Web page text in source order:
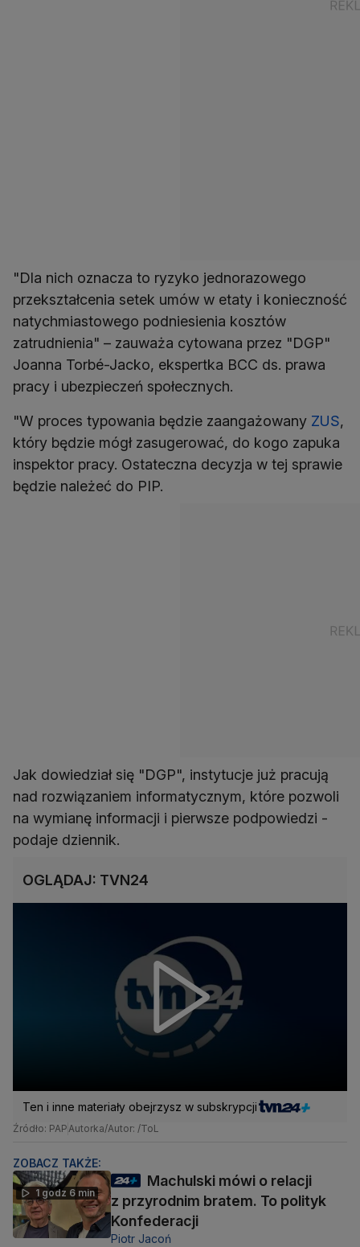
"Dla nich oznacza to ryzyko jednorazowego
przekształcenia setek umów w etaty i konieczność
natychmiastowego podniesienia kosztów
zatrudnienia" – zauważa cytowana przez "DGP"
Joanna Torbé-Jacko, ekspertka BCC ds. prawa
pracy i ubezpieczeń społecznych.
"W proces typowania będzie zaangażowany ZUS,
który będzie mógł zasugerować, do kogo zapuka
inspektor pracy. Ostateczna decyzja w tej sprawie
będzie należeć do PIP.
Jak dowiedział się "DGP", instytucje już pracują
nad rozwiązaniem informatycznym, które pozwoli
na wymianę informacji i pierwsze podpowiedzi -
podaje dziennik.
OGLĄDAJ: TVN24
Ten i inne materiały obejrzysz w subskrypcji
Źródło: PAP Autorka/Autor: /ToL
ZOBACZ TAKŻE:
1 godz 6 min
Machulski mówi o relacji
z przyrodnim bratem. To polityk
Konfederacji
Piotr Jacoń